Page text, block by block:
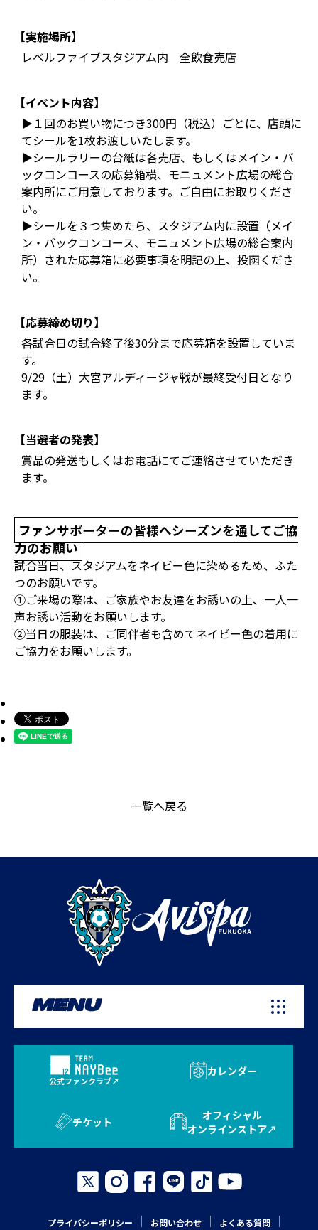
【実施場所】
レベルファイブスタジアム内 全飲食売店
【イベント内容】
▶１回のお買い物につき300円（税込）ごとに、店頭に
てシールを1枚お渡しいたします。
▶シールラリーの台紙は各売店、もしくはメイン・バ
ックコンコースの応募箱横、モニュメント広場の総合
案内所にご用意しております。ご自由にお取りくださ
い。
▶シールを３つ集めたら、スタジアム内に設置（メイ
ン・バックコンコース、モニュメント広場の総合案内
所）された応募箱に必要事項を明記の上、投函くださ
い。
【応募締め切り】
各試合日の試合終了後30分まで応募箱を設置していま
す。
9/29（土）大宮アルディージャ戦が最終受付日となり
ます。
【当選者の発表】
賞品の発送もしくはお電話にてご連絡させていただき
ます。
ファンサポーターの皆様へシーズンを通してご協
力のお願い
試合当日、スタジアムをネイビー色に染めるため、ふた
つのお願いです。
①ご来場の際は、ご家族やお友達をお誘いの上、一人一
声お誘い活動をお願いします。
②当日の服装は、ご同伴者も含めてネイビー色の着用に
ご協力をお願いします。
一覧へ戻る
MENU
公式ファンクラブ
カレンダー
チケット
オフィシャル
オンラインストア
プライバシーポリシー お問い合わせ
よくある質問